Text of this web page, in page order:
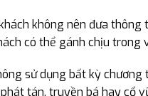
không nên đưa
có thể gánh chịu trong
sử dụng bất kỳ
tán, truyền bá hay cổ